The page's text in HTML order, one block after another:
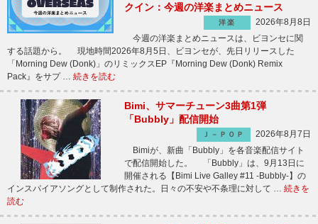
クイン：今週の洋楽まとめニュース
洋楽
2026年8月8日
今週の洋楽まとめニュースは、ビヨンセに関
する話題から。 現地時間2026年8月5日、ビヨンセが、先日リリースした
「Morning Dew (Donk)」のリミックスEP『Morning Dew (Donk) Remix
Pack』をサプ … 続きを読む
Bimi、サマーチューン3曲第1弾
「Bubbly」配信開始
Ｊ－ＰＯＰ
2026年8月7日
Bimiが、新曲「Bubbly」を各音楽配信サイト
で配信開始した。 「Bubbly」は、9月13日に
開催される【Bimi Live Galley #11 -Bubbly-】の
インスパイアソングとして制作された。日々の不安や不条理に対して … 続きを
読む